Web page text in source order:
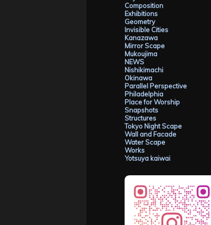
Composition
Exhibitions
Geometry
Invisible Cities
Kanazawa
Mirror Scape
Mukoujima
NEWS
Nishikimachi
Okinawa
Parallel Perspective
Philadelphia
Place for Worship
Snapshots
Structures
Tokyo Night Scape
Wall and Facade
Water Scape
Works
Yotsuya kaiwai